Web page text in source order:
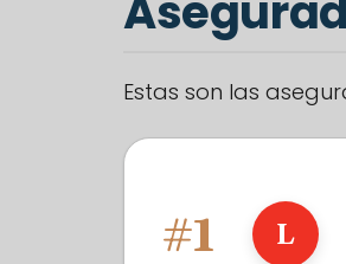
Estas son las
#1 L